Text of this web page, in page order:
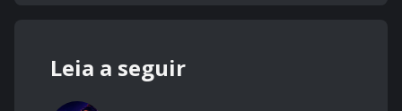
Leia a seguir